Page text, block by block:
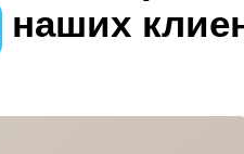
наших